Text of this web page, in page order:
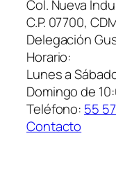
Col. Nueva
C.P. 07700,
Delegación
Horario:
Lunes a
Domingo de
Teléfono: 55
Contacto